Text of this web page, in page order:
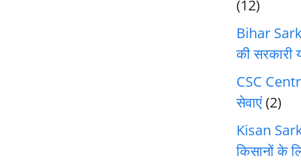
(12)
Bihar
की सरकारी
CSC
सेवाएं(2)
Kisan
किसानों के